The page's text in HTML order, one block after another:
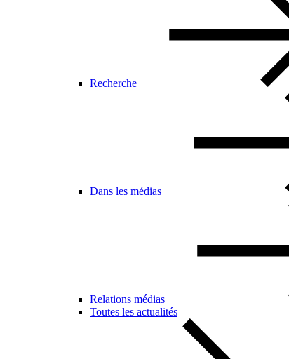
Recherche
Dans les médias
Relations médias
Toutes les actualités